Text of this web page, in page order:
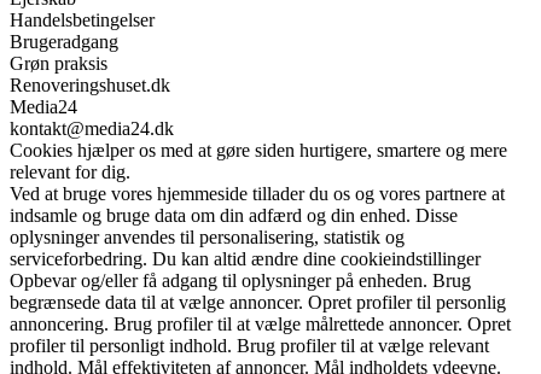
Handelsbetingelser
Brugeradgang
Grøn praksis
Renoveringshuset.dk
Media24
kontakt@media24.dk
Cookies hjælper os med at gøre siden hurtigere, smartere og mere
relevant for dig.
Ved at bruge vores hjemmeside tillader du os og vores partnere at
indsamle og bruge data om din adfærd og din enhed. Disse
oplysninger anvendes til personalisering, statistik og
serviceforbedring. Du kan altid ændre dine cookieindstillinger
Opbevar og/eller få adgang til oplysninger på enheden. Brug
begrænsede data til at vælge annoncer. Opret profiler til personlig
annoncering. Brug profiler til at vælge målrettede annoncer. Opret
profiler til personligt indhold. Brug profiler til at vælge relevant
indhold. Mål effektiviteten af annoncer. Mål indholdets ydeevne.